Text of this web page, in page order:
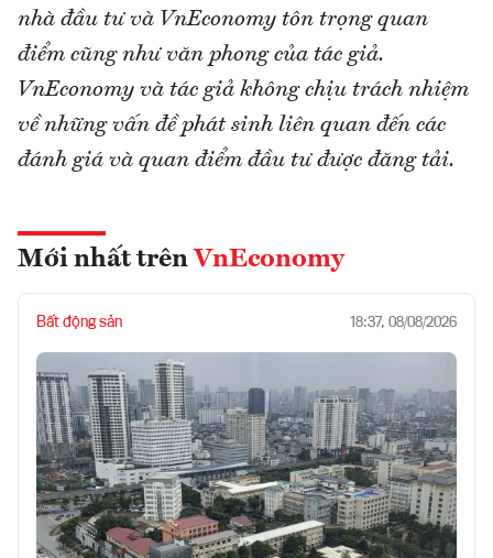
nhà đầu tư và VnEconomy tôn trọng quan
điểm cũng như văn phong của tác giả.
VnEconomy và tác giả không chịu trách nhiệm
về những vấn đề phát sinh liên quan đến các
đánh giá và quan điểm đầu tư được đăng tải.
Mới nhất trên VnEconomy
Bất động sản 18:37, 08/08/2026